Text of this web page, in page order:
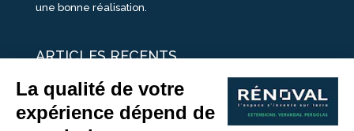
une bonne réalisation.
ARTICLES RECENTS
25 idées de vérandas design
Un été pour une véranda
Portes Ouvertes Véranda Extension Suisse | 26-27 Juin